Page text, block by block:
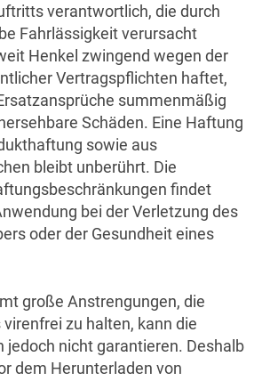
verantwortlich, die durch
Fahrlässigkeit verursacht
Henkel zwingend wegen der
Vertragspflichten haftet,
summenmäßig
Schäden. Eine Haftung
sowie aus
bleibt unberührt. Die
findet
bei der Verletzung des
oder der Gesundheit eines
große Anstrengungen, die
zu halten, kann die
jedoch nicht garantieren. Deshalb
dem Herunterladen von